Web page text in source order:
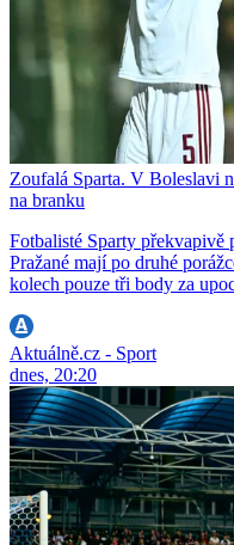
Zoufalá Sparta. V Boleslavi
na branku
Fotbalisté Sparty
Pražané mají po druhé
kolech pouze tři body za
Aktuálně.cz - Sport
dnes, 20:20